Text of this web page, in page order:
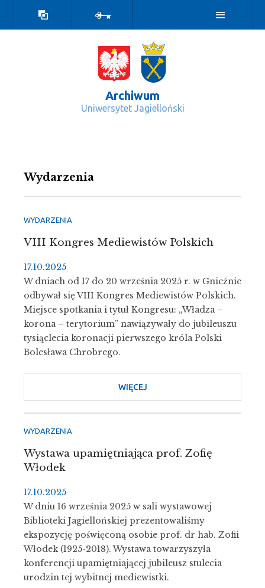
kontrastowa
Archiwum
Uniwersytet Jagielloński
Wydarzenia
WYDARZENIA
VIII Kongres Mediewistów Polskich
17.10.2025
W dniach od 17 do 20 września 2025 r. w Gnieźnie
odbywał się VIII Kongres Mediewistów Polskich.
Miejsce spotkania i tytuł Kongresu: „Władza –
korona – terytorium” nawiązywały do jubileuszu
tysiąclecia koronacji pierwszego króla Polski
Bolesława Chrobrego.
WIĘCEJ
VIII
KONGRES
WYDARZENIA
Wystawa upamiętniająca prof. Zofię
Włodek
17.10.2025
W dniu 16 września 2025 w sali wystawowej
Biblioteki Jagiellońskiej prezentowaliśmy
ekspozycję poświęconą osobie prof. dr hab. Zofii
Włodek (1925-2018). Wystawa towarzyszyła
konferencji upamiętniającej jubileusz stulecia
urodzin tej wybitnej mediewistki.